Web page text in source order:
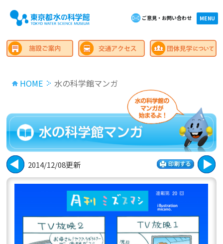
ご意見・お問い合わせ MENU
×close
HOME 水の科学館マンガ
2014/12/08更新